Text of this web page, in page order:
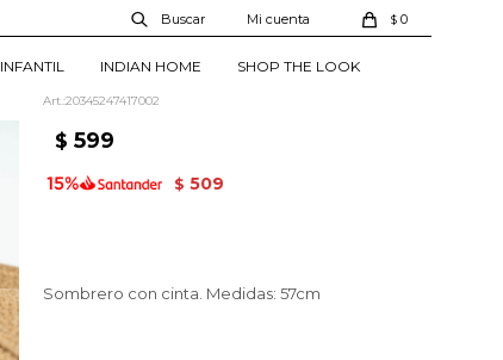
INFANTIL INDIAN HOME SHOP THE LOOK
$ 0
Sombrero Mua -
Estampado 2
20345247417002
$ 599
$ 509
Sombrero con cinta. Medidas: 57cm